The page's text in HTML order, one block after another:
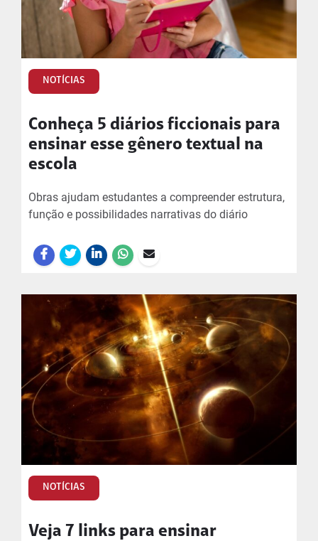
NOTÍCIAS
Conheça 5 diários ficcionais para
ensinar esse gênero textual na
escola
Obras ajudam estudantes a compreender estrutura,
função e possibilidades narrativas do diário
NOTÍCIAS
Veja 7 links para ensinar